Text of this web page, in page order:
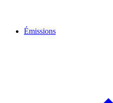
Émissions